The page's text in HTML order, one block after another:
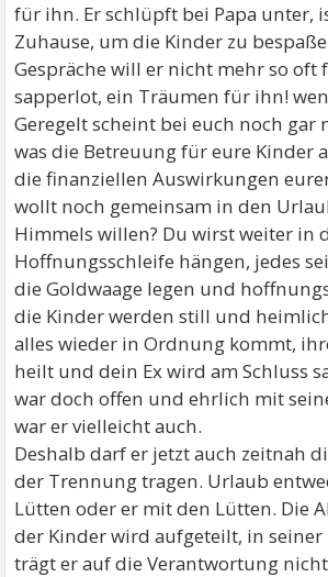
für ihn. Er schlüpft bei Papa unter,
Zuhause, um die Kinder zu
Gespräche will er nicht mehr so oft
sapperlot, ein Träumen für ihn!
Geregelt scheint bei euch noch gar
was die Betreuung für eure Kinder
die finanziellen Auswirkungen
wollt noch gemeinsam in den
Himmels willen? Du wirst weiter in
Hoffnungsschleife hängen, jedes
die Goldwaage legen und
die Kinder werden still und
alles wieder in Ordnung kommt,
heilt und dein Ex wird am Schluss
war doch offen und ehrlich mit
war er vielleicht auch.
Deshalb darf er jetzt auch zeitnah
der Trennung tragen. Urlaub
Lütten oder er mit den Lütten. Die
der Kinder wird aufgeteilt, in
trägt er auf die Verantwortung